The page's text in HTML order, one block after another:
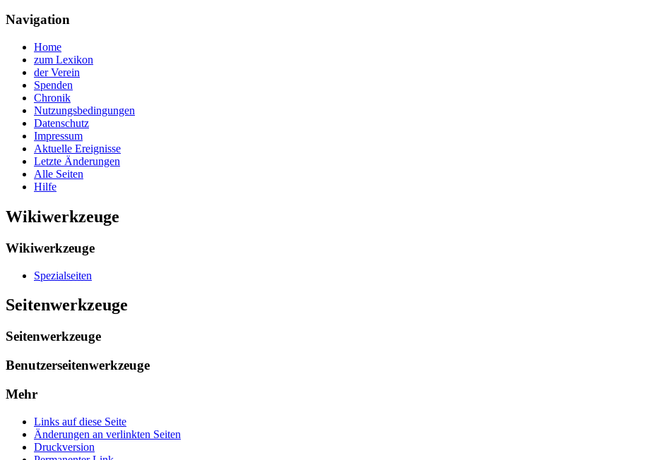
Navigation
Home
zum Lexikon
der Verein
Spenden
Chronik
Nutzungsbedingungen
Datenschutz
Impressum
Aktuelle Ereignisse
Letzte Änderungen
Alle Seiten
Hilfe
Wikiwerkzeuge
Wikiwerkzeuge
Spezialseiten
Seitenwerkzeuge
Seitenwerkzeuge
Benutzerseitenwerkzeuge
Mehr
Links auf diese Seite
Änderungen an verlinkten Seiten
Druckversion